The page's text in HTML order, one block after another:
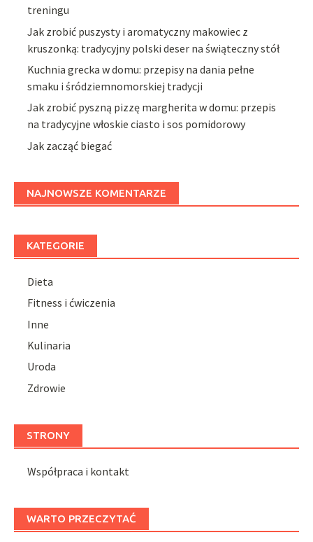
treningu
Jak zrobić puszysty i aromatyczny makowiec z
kruszonką: tradycyjny polski deser na świąteczny stół
Kuchnia grecka w domu: przepisy na dania pełne
smaku i śródziemnomorskiej tradycji
Jak zrobić pyszną pizzę margherita w domu: przepis
na tradycyjne włoskie ciasto i sos pomidorowy
Jak zacząć biegać
NAJNOWSZE KOMENTARZE
KATEGORIE
Dieta
Fitness i ćwiczenia
Inne
Kulinaria
Uroda
Zdrowie
STRONY
Współpraca i kontakt
WARTO PRZECZYTAĆ